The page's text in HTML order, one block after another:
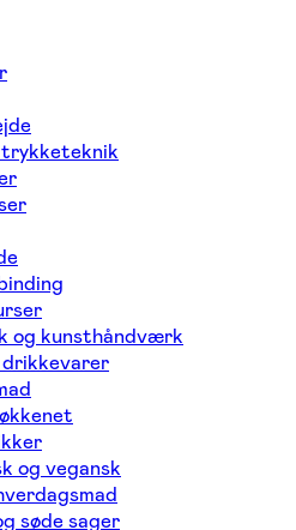
og kunsthåndværk
og vegansk
søde sager